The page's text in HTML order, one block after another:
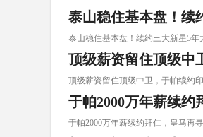
泰山稳住基本盘！续
泰山稳住基本盘！续约三大新星5
顶级薪资留住顶级中
顶级薪资留住顶级中卫，于帕续约
于帕2000万年薪续约
于帕2000万年薪续约拜仁，皇马再